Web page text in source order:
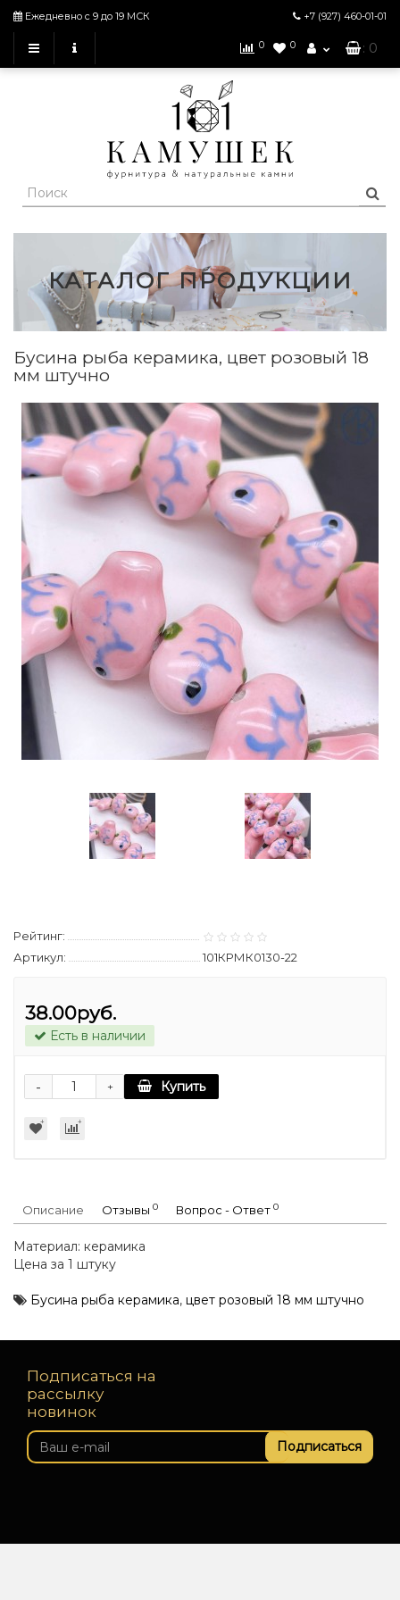
Ежедневно с 9 до 19 МСК +7 (927) 460-01-01
0 0 : 0
КАТАЛОГ ПРОДУКЦИИ
Бусина рыба керамика, цвет розовый 18
мм штучно
Рейтинг:
Артикул:
101КРМК0130-22
38.00руб.
Есть в наличии
+
- Купить
Описание Отзывы 0 Вопрос - Ответ 0
Материал: керамика
Цена за 1 штуку
Бусина рыба керамика, цвет розовый 18 мм штучно
Подписаться на
рассылку
новинок
Подписаться